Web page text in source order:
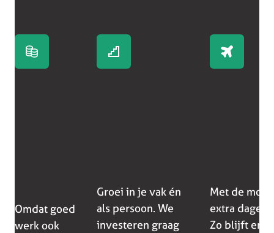
Omdat goed
werk ook
Groei in je vak én
als persoon. We
investeren graag
Met de
extra dagen
Zo blijft er